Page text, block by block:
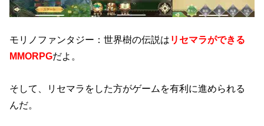
モリノファンタジー：世界樹の伝説は リセマラができる
MMORPGだよ。
そして、リセマラをした方がゲームを有利に進められる
んだ。